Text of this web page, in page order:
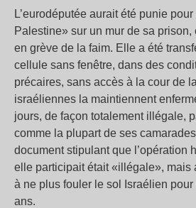
L’eurodéputée aurait été punie
Palestine» sur un mur de sa
en grève de la faim. Elle a été
cellule sans fenêtre, dans des
précaires, sans accès à la cour de
israéliennes la maintiennent
jours, de façon totalement illégale,
comme la plupart de ses
document stipulant que l’opération
elle participait était «illégale», mais
à ne plus fouler le sol Israélien
ans.